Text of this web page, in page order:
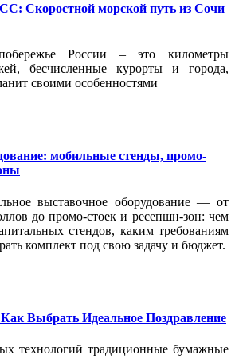
морской путь из Сочи
России – это километры
бесчисленные курорты и города,
своими особенностями
мобильные стенды, промо-
выставочное оборудование — от
до промо-стоек и ресепшн-зон: чем
стендов, каким требованиям
комплект под свою задачу и бюджет.
Выбрать Идеальное Поздравление
технологий традиционные бумажные